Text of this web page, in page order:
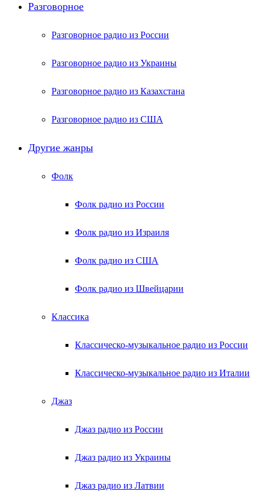
Разговорное
Разговорное радио из России
Разговорное радио из Украины
Разговорное радио из Казахстана
Разговорное радио из США
Другие жанры
Фолк
Фолк радио из России
Фолк радио из Израиля
Фолк радио из США
Фолк радио из Швейцарии
Классика
Классическо-музыкальное радио из России
Классическо-музыкальное радио из Италии
Джаз
Джаз радио из России
Джаз радио из Украины
Джаз радио из Латвии